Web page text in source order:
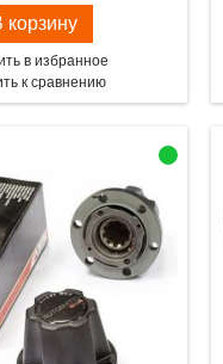
корзину
в избранное
к сравнению